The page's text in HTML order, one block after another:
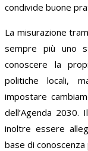
condivide buone
La misurazione
sempre più uno
conoscere la
politiche locali,
impostare
dell’Agenda
inoltre essere
base di